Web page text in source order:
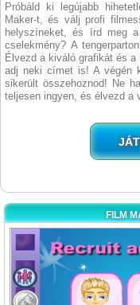
Próbáld ki legújabb
Maker-t, és válj profi
helyszíneket, és írd meg
cselekmény? A
Élvezd a kiváló grafikát és
adj neki címet is! A végén
sikerült összehoznod! Ne
teljesen ingyen, és élvezd a
FILM